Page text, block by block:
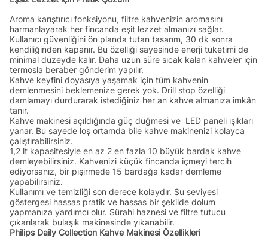
Aroma karıştırıcı fonksiyonu, filtre kahvenizin aromasını
harmanlayarak her fincanda eşit lezzet almanızı sağlar.
Kullanıcı güvenliğini ön planda tutan tasarım, 30 dk sonra
kendiliğinden kapanır. Bu özelliği sayesinde enerji tüketimi de
minimal düzeyde kalır. Daha uzun süre sıcak kalan kahveler için
termosla beraber gönderim yapılır.
Kahve keyfini doyasıya yaşamak için tüm kahvenin
demlenmesini beklemenize gerek yok. Drill stop özelliği
damlamayı durdurarak istediğiniz her an kahve almanıza imkân
tanır.
Kahve makinesi açıldığında güç düğmesi ve LED paneli ışıkları
yanar. Bu sayede loş ortamda bile kahve makinenizi kolayca
çalıştırabilirsiniz.
1,2 lt kapasitesiyle en az 2 en fazla 10 büyük bardak kahve
demleyebilirsiniz. Kahvenizi küçük fincanda içmeyi tercih
ediyorsanız, bir pişirmede 15 bardağa kadar demleme
yapabilirsiniz.
Kullanımı ve temizliği son derece kolaydır. Su seviyesi
göstergesi hassas pratik ve hassas bir şekilde dolum
yapmanıza yardımcı olur. Sürahi haznesi ve filtre tutucu
çıkarılarak bulaşık makinesinde yıkanabilir.
Philips Daily Collection Kahve Makinesi Özellikleri